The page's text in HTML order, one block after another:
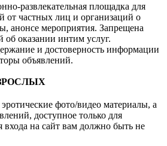
развлекательная площадка для
от частных лиц и организаций о
анонсе мероприятия. Запрещена
об оказании интим услуг.
и достоверность информации
объявлений.
фото/видео материалы, а
доступное только для
на сайт вам должно быть не